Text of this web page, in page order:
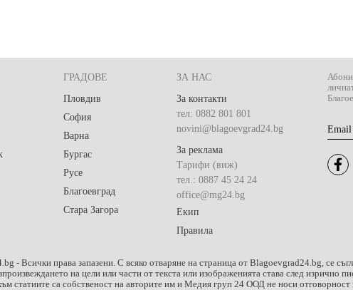
ГРАДОВЕ
Пловдив
София
Варна
Бургас
Русе
Благоевград
Стара Загора
ЗА НАС
За контакти
тел: 0882 801 801
novini@blagoevgrad24.bg
За реклама
Тарифи (виж)
тел.: 0887 45 24 24
office@mg24.bg
Екип
Правила
Email
- Всички права запазени. С всяко отваряне на страница от Blagoevgrad24.bg, се
на цели или части от текста или изображенията става след
статиите са собственост на авторите им и Медия груп 24 ООД не носи отговорност